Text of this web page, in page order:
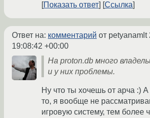
Показать ответ
Ссылка
Ответ на: комментарий от petyanamlt
19:08:42 +00:00
На proton.db много
и у них проблемы.
Ну что ты хочешь от арча :)
то, я вообще не
игровую систему, тем более